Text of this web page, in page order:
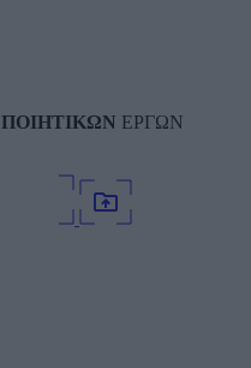
ΠΟΙΗΤΙΚΩΝ ΕΡΓΩΝ